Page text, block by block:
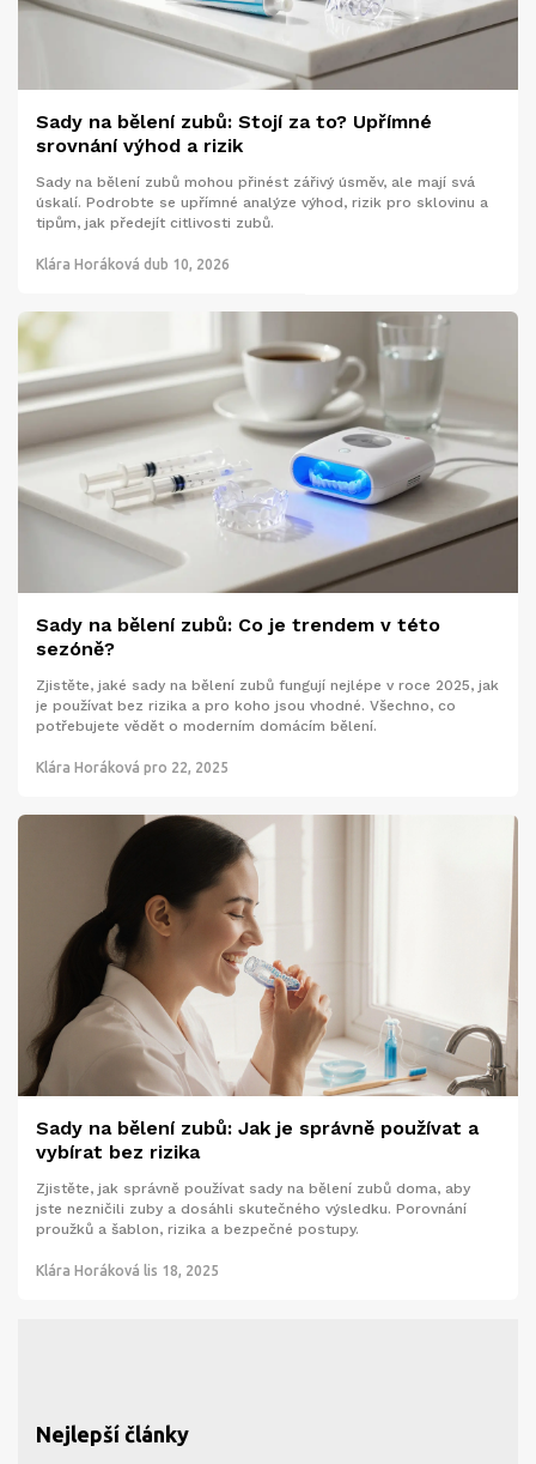
Sady na bělení zubů: Stojí za to? Upřímné
srovnání výhod a rizik
Sady na bělení zubů mohou přinést zářivý úsměv, ale mají svá
úskalí. Podrobte se upřímné analýze výhod, rizik pro sklovinu a
tipům, jak předejít citlivosti zubů.
Klára Horáková dub 10, 2026
Sady na bělení zubů: Co je trendem v této
sezóně?
Zjistěte, jaké sady na bělení zubů fungují nejlépe v roce 2025, jak
je používat bez rizika a pro koho jsou vhodné. Všechno, co
potřebujete vědět o moderním domácím bělení.
Klára Horáková pro 22, 2025
Sady na bělení zubů: Jak je správně používat a
vybírat bez rizika
Zjistěte, jak správně používat sady na bělení zubů doma, aby
jste nezničili zuby a dosáhli skutečného výsledku. Porovnání
proužků a šablon, rizika a bezpečné postupy.
Klára Horáková lis 18, 2025
Nejlepší články